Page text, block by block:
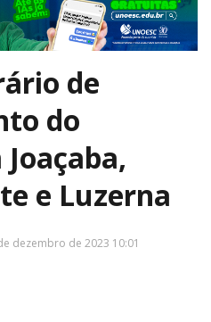
de
do
e Luzerna
dezembro de 2023 10:01